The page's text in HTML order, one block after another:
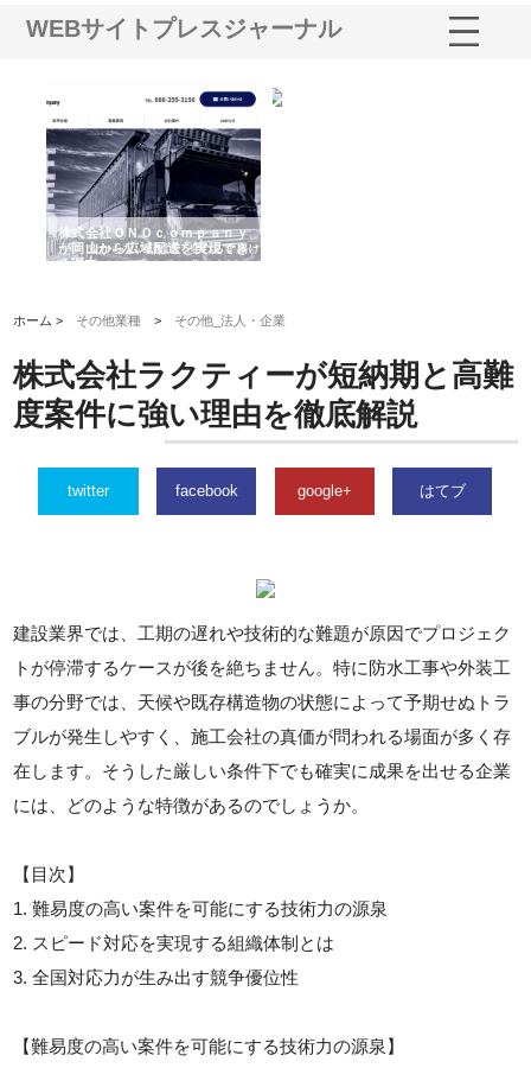
WEBサイトプレスジャーナル
株式会社ＯＮＯｃｏｍｐａｎｙ
が岡山から広域配送を実現でき
る理由
ホーム > その他業種 > その他_法人・企業
株式会社ラクティーが短納期と高難
度案件に強い理由を徹底解説
twitter facebook google+ はてブ
建設業界では、工期の遅れや技術的な難題が原因でプロジェク
トが停滞するケースが後を絶ちません。特に防水工事や外装工
事の分野では、天候や既存構造物の状態によって予期せぬトラ
ブルが発生しやすく、施工会社の真価が問われる場面が多く存
在します。そうした厳しい条件下でも確実に成果を出せる企業
には、どのような特徴があるのでしょうか。
【目次】
1. 難易度の高い案件を可能にする技術力の源泉
2. スピード対応を実現する組織体制とは
3. 全国対応力が生み出す競争優位性
【難易度の高い案件を可能にする技術力の源泉】